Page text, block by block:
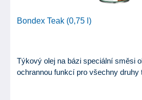
Bondex Teak (0,75 l)
Týkový olej na bázi speciální směsi
ochrannou funkcí pro všechny druhy